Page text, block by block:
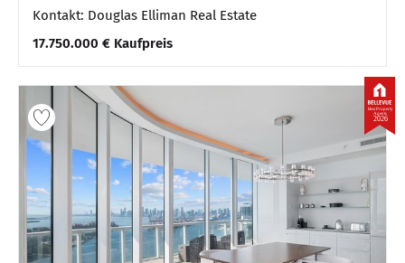
Kontakt: Douglas Elliman Real Estate
17.750.000 € Kaufpreis
2026
Best Property
Agents